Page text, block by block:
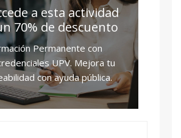
a esta actividad
70% de descuento
Permanente con
UPV. Mejora tu
con ayuda pública.